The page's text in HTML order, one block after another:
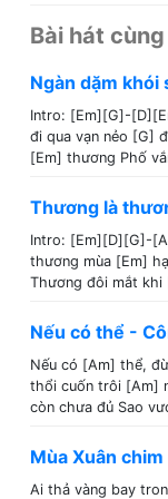
Bài hát
Ngàn dặm khói
Intro: [Em][G]-
đi qua vạn nẻo [G]
[Em] thương Phố
Thương là
Intro: [Em][D][G]-
thương mùa [Em]
Thương đôi mắt khi
Nếu có thể -
Nếu có [Am] thể,
thổi cuốn trôi [Am]
còn chưa đủ Sao
Mùa Xuân
Ai thả vàng bay